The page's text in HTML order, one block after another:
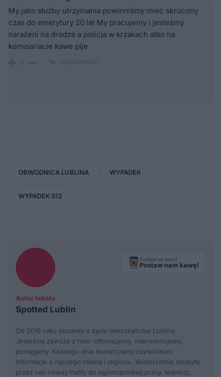
My jako służby utrzymania powinniśmy mieć skrucony
czas do emerytury 20 lat My pracujemy i jesteśmy
narażeni na drodze a policja w krzakach albo na
komisariacie kawe pije
OBWODNICA LUBLINA WYPADEK
WYPADEK S12
Autor tekstu
Spotted Lublin
Podobał się tekst?
Postaw nam kawę!
Od 2016 roku piszemy o życiu mieszkańców Lublina.
Jesteśmy zawsze z nimi: informujemy, interweniujemy,
pomagamy. Każdego dnia dostarczamy czytelnikom
informacje z naszego miasta i regionu. Wielokrotnie zdobyte
przez nas newsy trafiły do ogólnopolskiej prasy, telewizji,